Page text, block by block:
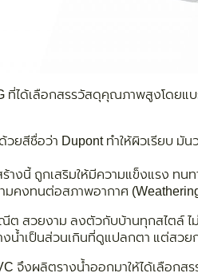
ที่ได้เลือกสรรวัสดุคุณภาพสูงโดย
วยสีชื่อว่า Dupont ทำให้ผิวเรียบ มั
ร้างนี้ ถูกเสริมให้มีความแข็งแรง ท
คงทนต่อสภาพอากาศ
ต สวยงาม ลงตัวกับบ้านทุกสไตล์ ไ
งน้ำเป็นส่วนเกินที่ดูแปลกตา แต่สว
จึงผลิตรางน้ำออกมาให้ได้เลือก